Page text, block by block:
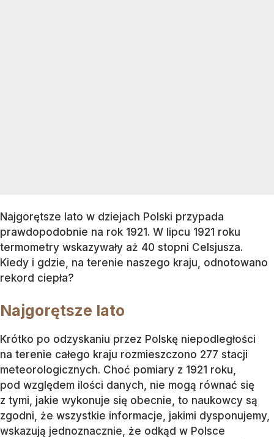
Najgorętsze lato w dziejach Polski przypada
prawdopodobnie na rok 1921. W lipcu 1921 roku
termometry wskazywały aż 40 stopni Celsjusza.
Kiedy i gdzie, na terenie naszego kraju, odnotowano
rekord ciepła?
Najgorętsze lato
Krótko po odzyskaniu przez Polskę niepodległości
na terenie całego kraju rozmieszczono 277 stacji
meteorologicznych. Choć pomiary z 1921 roku,
pod względem ilości danych, nie mogą równać się
z tymi, jakie wykonuje się obecnie, to naukowcy są
zgodni, że wszystkie informacje, jakimi dysponujemy,
wskazują jednoznacznie, że odkąd w Polsce